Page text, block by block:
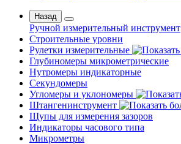
Назад
Ручной измерительный инструмент
Строительные уровни
Рулетки измерительные
Глубиномеры микрометрические
Нутромеры индикаторные
Секундомеры
Угломеры и уклономеры
Штангенинструмент
Щупы для измерения зазоров
Индикаторы часового типа
Микрометры